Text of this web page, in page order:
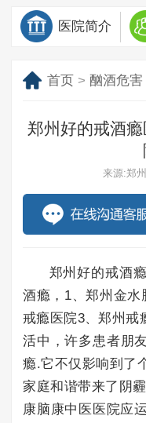
医院简介
首页> 酗酒危害
郑州好的戒酒
来源:郑
郑州好的戒酒
酒瘾，1、郑州金
戒瘾医院3、郑州
活中，许多患者朋
瘾.它不仅影响到了
家庭和谐带来了阴
康脑康中医医院应